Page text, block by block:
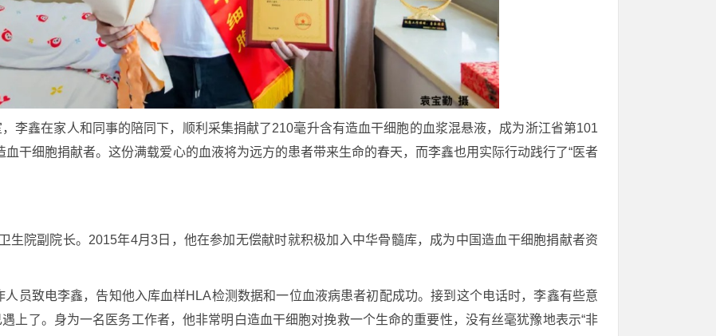
李鑫在家人和同事的陪同下，顺利采集捐献了210毫升含有造血干细胞的血浆混悬液，成为浙江省第101
血干细胞捐献者。这份满载爱心的血液将为远方的患者带来生命的春天，而李鑫也用实际行动践行了“医者
生院副院长。2015年4月3日，他在参加无偿献时就积极加入中华骨髓库，成为中国造血干细胞捐献者资
员致电李鑫，告知他入库血样HLA检测数据和一位血液病患者初配成功。接到这个电话时，李鑫有些意
上了。身为一名医务工作者，他非常明白造血干细胞对挽救一个生命的重要性，没有丝毫犹豫地表示“非